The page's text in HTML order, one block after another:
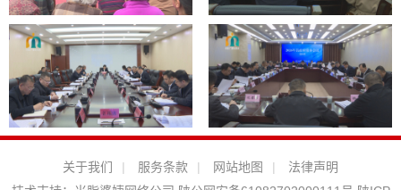
关于我们 | 服务条款 | 网站地图 |
法律声明